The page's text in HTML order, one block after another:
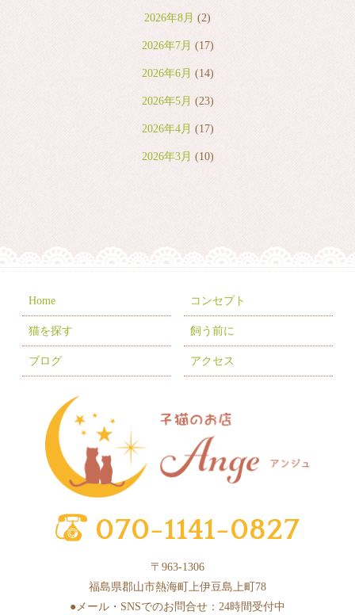
2026年8月 (2)
2026年7月 (17)
2026年6月 (14)
2026年5月 (23)
2026年4月 (17)
2026年3月 (10)
2025年11月
2025年10月(9)
2025年9月(2)
2025年6月(3)
(6)
2025年3月(11)
2025年1月 (2)
2024年10月(1)
2024年9月 (1)
Home コンセプト
猫を探す 飼う前に
ブログ アクセス
〒963-1306
福島県郡山市熱海町上伊豆島上町78
●メール・SNSでのお問合せ：24時間受付中